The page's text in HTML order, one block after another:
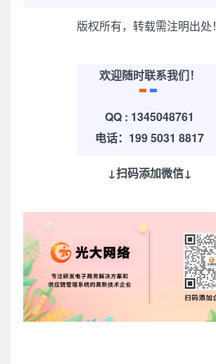
版权所有，转载需注明出处！
欢迎随时联系我们！
QQ : 1345048761
电话：199 5031 8817
↓扫码添加微信↓